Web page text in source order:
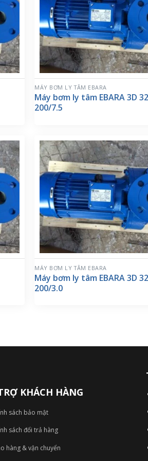
MÁY BƠM LY TÂM EBARA
Máy bơm ly tâm EBARA 3D
200/7.5
MÁY BƠM LY TÂM EBARA
Máy bơm ly tâm EBARA 3D
200/3.0
KHÁCH HÀNG
sách bảo mật
sách đổi trả hàng
hàng & vận chuyển